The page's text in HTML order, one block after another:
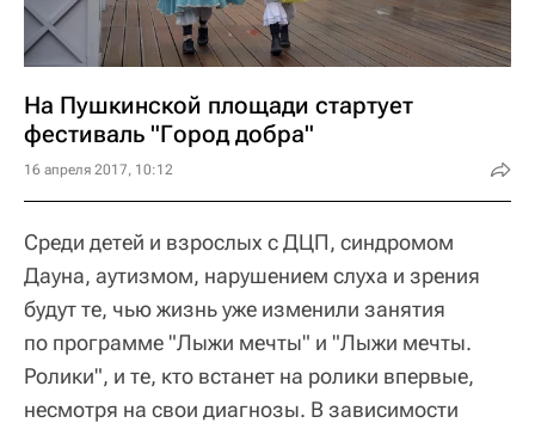
На Пушкинской площади стартует
фестиваль "Город добра"
16 апреля 2017, 10:12
Среди детей и взрослых с ДЦП, синдромом
Дауна, аутизмом, нарушением слуха и зрения
будут те, чью жизнь уже изменили занятия
по программе "Лыжи мечты" и "Лыжи мечты.
Ролики", и те, кто встанет на ролики впервые,
несмотря на свои диагнозы. В зависимости